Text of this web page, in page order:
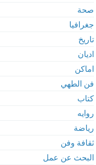
صحة
جغرافيا
تاريخ
اديان
اماكن
فن الطهي
كتاب
روايه
رياضة
ثقافة وفن
البحث عن عمل